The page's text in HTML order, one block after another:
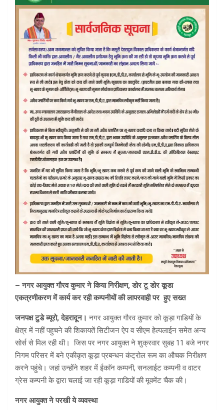
– नगर आयुक्त गौरव कुमार ने किया निरीक्षण, डोर टू डोर कूडा
एकत्रणीकरण में कार्य कर रही कम्पनीयों की लापरवाही पर हुए सख्त
जनपक्ष टुडे ब्यूरो, देहरादून। नगर आयुक्त गौरव कुमार को कूड़ा गाडियों के
क्षेत्र में नहीं पहुचने की शिकायतें सिटीजन ऐप व सीएम हेल्पलाईन समेत अन्य
सोर्स से मिल रही थी। जिस पर नगर आयुक्त ने शुक्रवार सुबह 11 बजे नगर
निगम परिसर में बने एकीकृत कूड़ा प्रबन्धन कंट्रोल रूम का औचक निरीक्षण
करने पहुंचे। जहां उन्होंने शहर में ईकाॅन कम्पनी, सनलाईट कम्पनी व वाटर
ग्रेस कम्पनी के द्वारा चलाई जा रही कूड़ा गाडियों की मूवमेंट चैक की।
नगर आयुक्त ने परखी ये व्यवस्था